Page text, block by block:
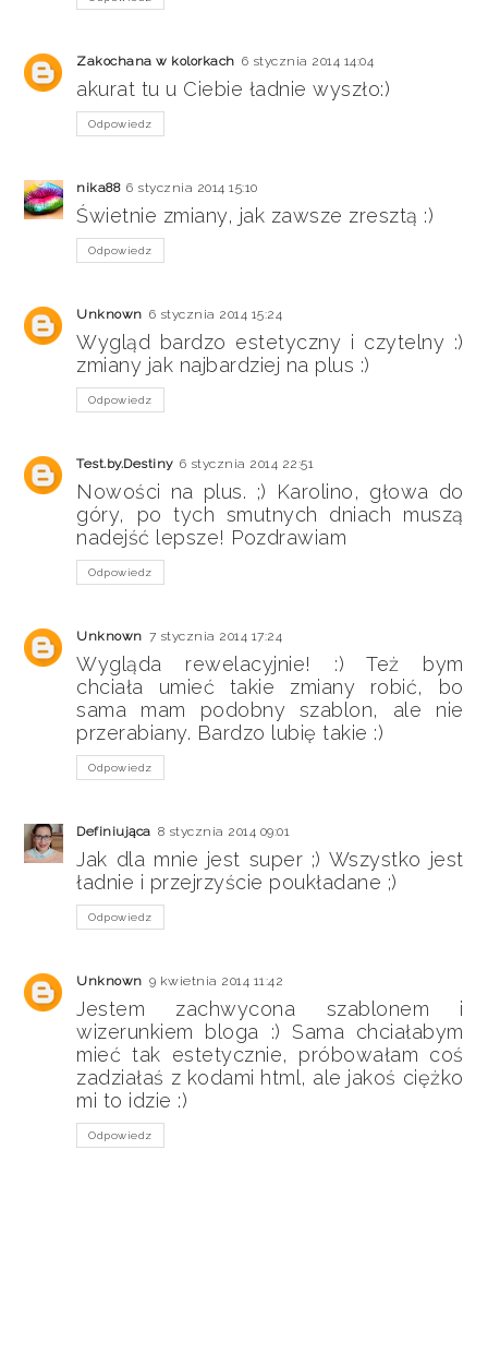
Zakochana w kolorkach 6 stycznia 2014 14:04
akurat tu u Ciebie ładnie wyszło:)
Odpowiedz
nika88 6 stycznia 2014 15:10
Świetnie zmiany, jak zawsze zresztą :)
Odpowiedz
Unknown 6 stycznia 2014 15:24
Wygląd bardzo estetyczny i czytelny :)
zmiany jak najbardziej na plus :)
Odpowiedz
Test.by.Destiny 6 stycznia 2014 22:51
Nowości na plus. ;) Karolino, głowa do
góry, po tych smutnych dniach muszą
nadejść lepsze! Pozdrawiam
Odpowiedz
Unknown 7 stycznia 2014 17:24
Wygląda rewelacyjnie! :) Też bym
chciała umieć takie zmiany robić, bo
sama mam podobny szablon, ale nie
przerabiany. Bardzo lubię takie :)
Odpowiedz
Definiująca 8 stycznia 2014 09:01
Jak dla mnie jest super ;) Wszystko jest
ładnie i przejrzyście poukładane ;)
Odpowiedz
Unknown 9 kwietnia 2014 11:42
Jestem zachwycona szablonem i
wizerunkiem bloga :) Sama chciałabym
mieć tak estetycznie, próbowałam coś
zadziałaś z kodami html, ale jakoś ciężko
mi to idzie :)
Odpowiedz